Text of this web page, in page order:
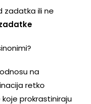
zadatka ili ne
na
retko
prokrastiniraju